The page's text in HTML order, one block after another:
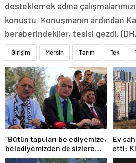
desteklemek adına
konuştu. Konuşmanın ardından
beraberindekiler, tesisi gezdi.
Girişim Mersin Tarım Tek
“Bütün tapuları belediyemize,
belediyemizden de sizlere
aktaracağız”
Ev
etti:
şoku